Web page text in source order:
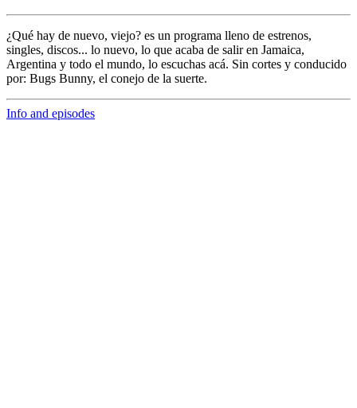
¿Qué hay de nuevo, viejo? es un programa lleno de estrenos,
singles, discos... lo nuevo, lo que acaba de salir en Jamaica,
Argentina y todo el mundo, lo escuchas acá. Sin cortes y conducido
por: Bugs Bunny, el conejo de la suerte.
Info and episodes